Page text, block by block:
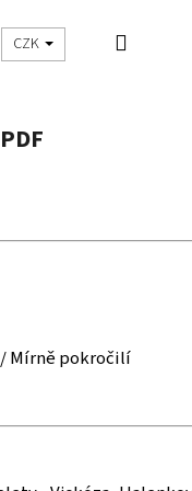
ŠIJEME S DNES
CZK Hledat
Mírně pokročilí